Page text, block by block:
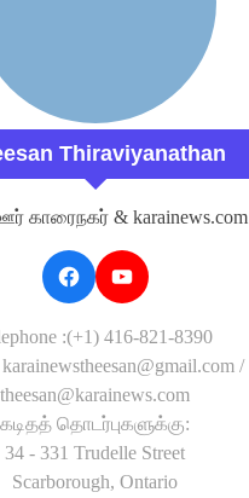
Thiraviyanathan
காரைநகர் & karainews.com
:(+1) 416-821-8390
/
theesan@karainews.com
கடிதத் தொடர்புகளுக்கு:
34 - 331 Trudelle Street
Scarborough, Ontario